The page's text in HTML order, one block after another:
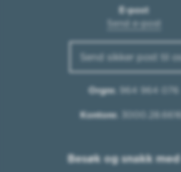
E-post
Send e-post
Send sikker post til
Orgnr. 964 964 076
Kontonr.
Besøk og snakk